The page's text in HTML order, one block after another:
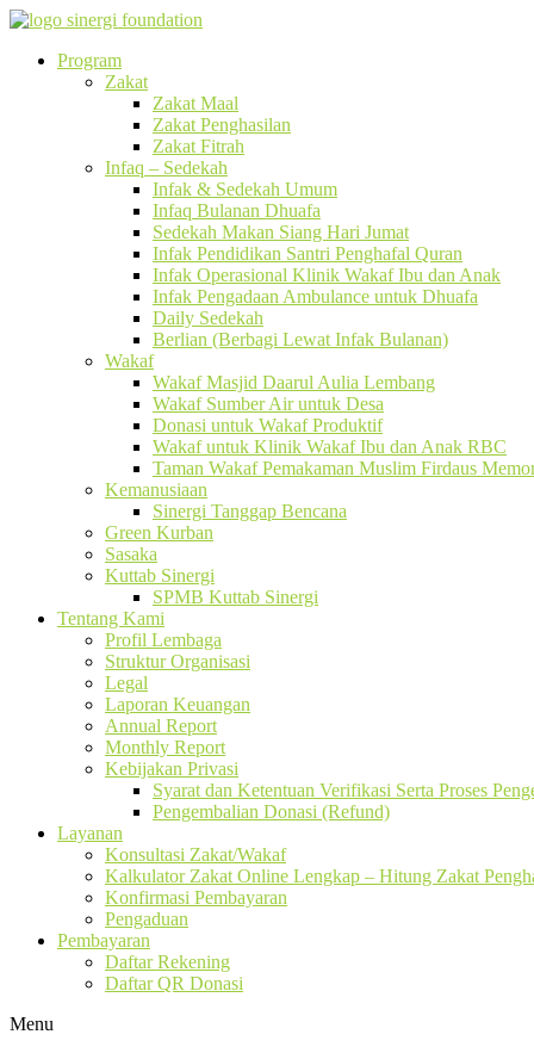
Program
Zakat
Zakat Maal
Zakat Penghasilan
Zakat Fitrah
Infaq – Sedekah
Infak & Sedekah Umum
Infaq Bulanan Dhuafa
Sedekah Makan Siang Hari Jumat
Infak Pendidikan Santri Penghafal Quran
Infak Operasional Klinik Wakaf Ibu dan Anak
Infak Pengadaan Ambulance untuk Dhuafa
Daily Sedekah
Berlian (Berbagi Lewat Infak Bulanan)
Wakaf
Wakaf Masjid Daarul Aulia Lembang
Wakaf Sumber Air untuk Desa
Donasi untuk Wakaf Produktif
Wakaf untuk Klinik Wakaf Ibu dan Anak RBC
Taman Wakaf Pemakaman Muslim Firdaus
Kemanusiaan
Sinergi Tanggap Bencana
Green Kurban
Sasaka
Kuttab Sinergi
SPMB Kuttab Sinergi
Tentang Kami
Profil Lembaga
Struktur Organisasi
Legal
Laporan Keuangan
Annual Report
Monthly Report
Kebijakan Privasi
Syarat dan Ketentuan Verifikasi Serta Proses
Pengembalian Donasi (Refund)
Layanan
Konsultasi Zakat/Wakaf
Kalkulator Zakat Online Lengkap – Hitung Zakat
Konfirmasi Pembayaran
Pengaduan
Pembayaran
Daftar Rekening
Daftar QR Donasi
Menu